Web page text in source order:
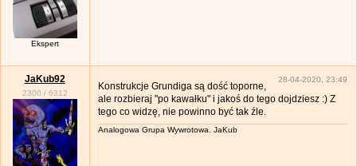
Ekspert
JaKub92
2300 / 6312
28-04-2020, 23:49
Konstrukcje Grundiga są dość toporne,
ale rozbieraj "po kawałku" i jakoś do tego dojdziesz :) Z
tego co widzę, nie powinno być tak źle.
Analogowa Grupa Wywrotowa. JaKub